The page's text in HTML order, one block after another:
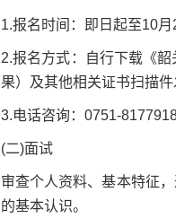
1.报名时间：即日起至10月
2.报名方式：自行下载《
果）及其他相关证书扫描件
3.电话咨询：0751-
(二)面试
审查个人资料、基本特征
的基本认识。